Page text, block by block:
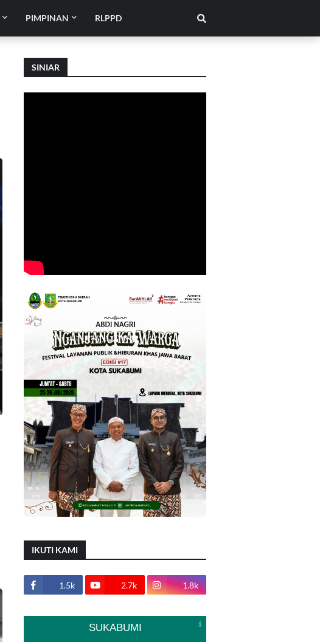
PIMPINAN RLPPD
SINIAR
IKUTI KAMI
1.5k 2.7k 1.8k
SUKABUMI